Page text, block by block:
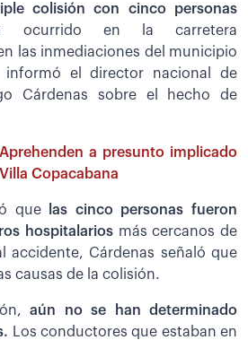
colisión con cinco personas
ocurrido en la carretera
las inmediaciones del municipio
informó el director nacional de
Cárdenas sobre el hecho de
Aprehenden a presunto implicado
Copacabana
que
las cinco personas fueron
hospitalarios más cercanos de
accidente, Cárdenas señaló que
causas de la colisión.
aún no se han determinado
Los conductores que estaban en